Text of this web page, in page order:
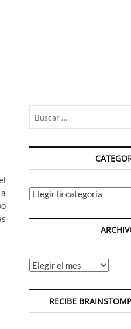
Categorías
Archivos
RECIBE